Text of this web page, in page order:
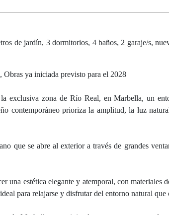
de jardín, 3 dormitorios, 4 baños, 2 garaje/s,
ya iniciada previsto para el 2028
exclusiva zona de Río Real, en Marbella, un
contemporáneo prioriza la amplitud, la luz
que se abre al exterior a través de grandes
una estética elegante y atemporal, con materiales
para relajarse y disfrutar del entorno natural que